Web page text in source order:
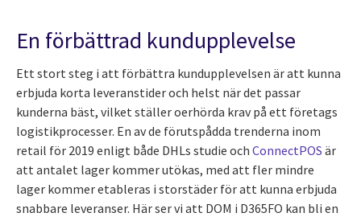
En förbättrad kundupplevelse
Ett stort steg i att förbättra kundupplevelsen är att kunna
erbjuda korta leveranstider och helst när det passar
kunderna bäst, vilket ställer oerhörda krav på ett företags
logistikprocesser. En av de förutspådda trenderna inom
retail för 2019 enligt både DHLs studie och ConnectPOS är
att antalet lager kommer utökas, med att fler mindre
lager kommer etableras i storstäder för att kunna erbjuda
snabbare leveranser. Här ser vi att DOM i D365FO kan bli en